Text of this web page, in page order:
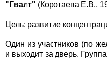
"Гвалт" (Коротаева Е.В.,
Цель: развитие
Один из участников (по
и выходит за дверь.